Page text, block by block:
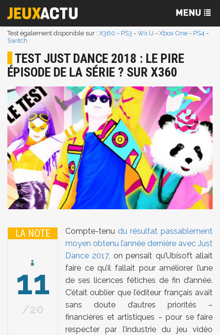
Test également disponible sur : X360 - PS3 - Wii U - Xbox One - PS4 -
Switch
TEST JUST DANCE 2018 : LE PIRE
ÉPISODE DE LA SÉRIE ? SUR X360
LA NOTE
11
20
Compte-tenu du résultat passablement
moyen obtenu l’année dernière avec Just
Dance 2017, on pensait qu’Ubisoft allait
faire ce qu’il fallait pour améliorer l’une
de ses licences fétiches de fin d’année.
C’était oublier que l’éditeur français avait
sans doute d’autres priorités –
financières et artistiques – pour se faire
respecter par l’industrie du jeu vidéo